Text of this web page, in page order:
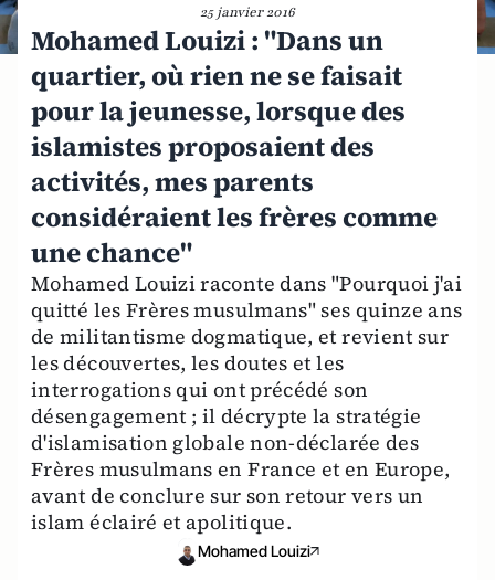
25 janvier 2016
Mohamed Louizi : "Dans un
quartier, où rien ne se faisait
pour la jeunesse, lorsque des
islamistes proposaient des
activités, mes parents
considéraient les frères comme
une chance"
Mohamed Louizi raconte dans "Pourquoi j'ai
quitté les Frères musulmans" ses quinze ans
de militantisme dogmatique, et revient sur
les découvertes, les doutes et les
interrogations qui ont précédé son
désengagement ; il décrypte la stratégie
d'islamisation globale non-déclarée des
Frères musulmans en France et en Europe,
avant de conclure sur son retour vers un
islam éclairé et apolitique.
Mohamed Louizi